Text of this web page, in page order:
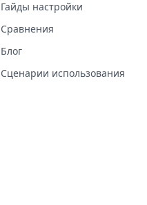
Гайды настройки
Сравнения
Блог
Сценарии использования